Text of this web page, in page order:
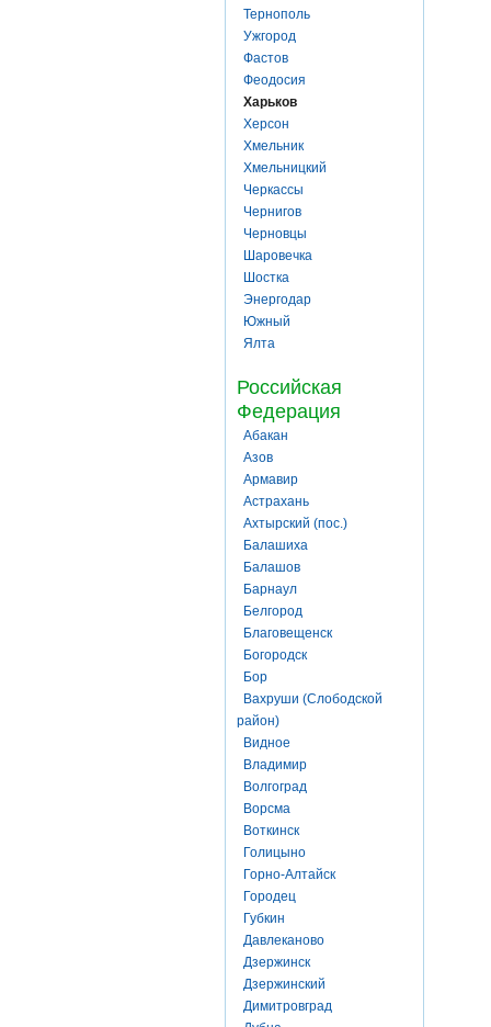
Тернополь
Ужгород
Фастов
Феодосия
Харьков
Херсон
Хмельник
Хмельницкий
Черкассы
Чернигов
Черновцы
Шаровечка
Шостка
Энергодар
Южный
Ялта
Российская
Федерация
Абакан
Азов
Армавир
Астрахань
Ахтырский (пос.)
Балашиха
Балашов
Барнаул
Белгород
Благовещенск
Богородск
Бор
Вахруши (Слободской
район)
Видное
Владимир
Волгоград
Ворсма
Воткинск
Голицыно
Горно-Алтайск
Городец
Губкин
Давлеканово
Дзержинск
Дзержинский
Димитровград